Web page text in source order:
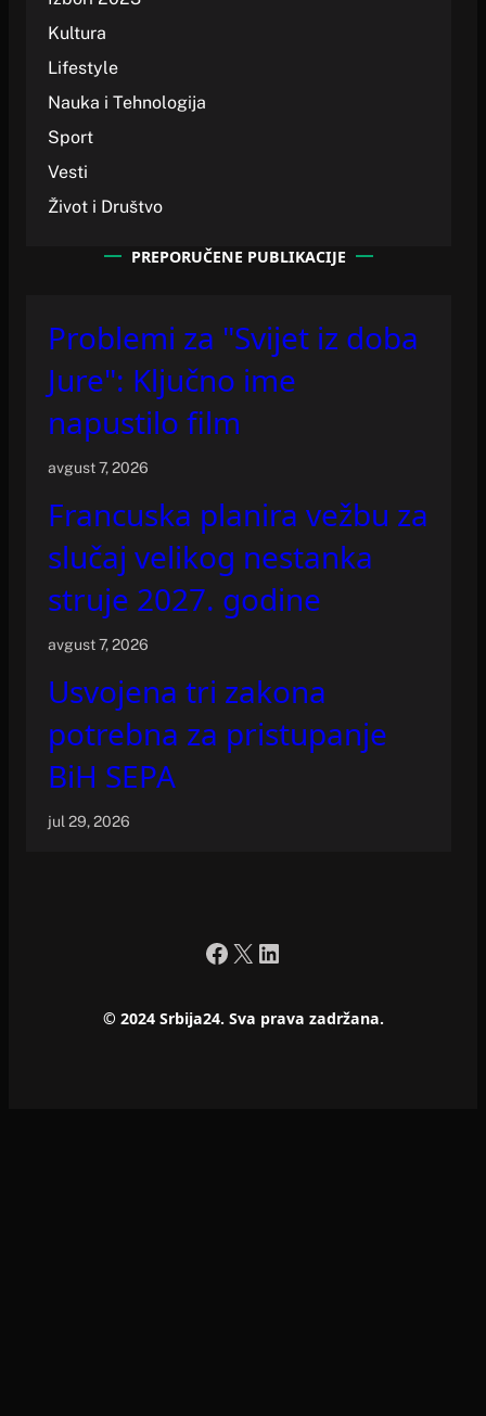
Kultura
Lifestyle
Nauka i Tehnologija
Sport
Vesti
Život i Društvo
PREPORUČENE PUBLIKACIJE
Problemi za "Svijet iz doba
Jure": Ključno ime
napustilo film
avgust 7, 2026
Francuska planira vežbu za
slučaj velikog nestanka
struje 2027. godine
avgust 7, 2026
Usvojena tri zakona
potrebna za pristupanje
BiH SEPA
jul 29, 2026
Facebook
X LinkedIn
© 2024 Srbija24. Sva prava zadržana.